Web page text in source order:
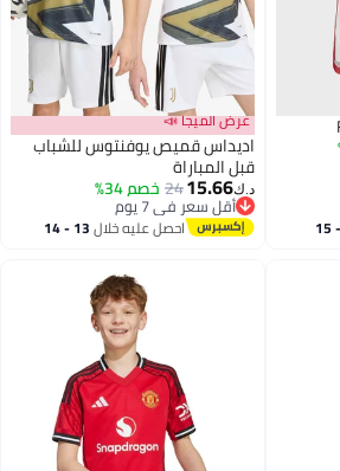
14 - 15
عرض الميجا 📣
اديداس قميص يوفنتوس للشباب
قبل المباراة
د.ك‏15.66
24 خصم 34%
أقل سعر في 7 يوم
أقل سعر في 7 يوماحصل عليه خلال 13 - 14